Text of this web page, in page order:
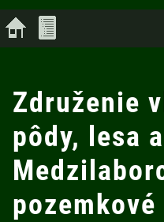
Združenie
pôdy, lesa